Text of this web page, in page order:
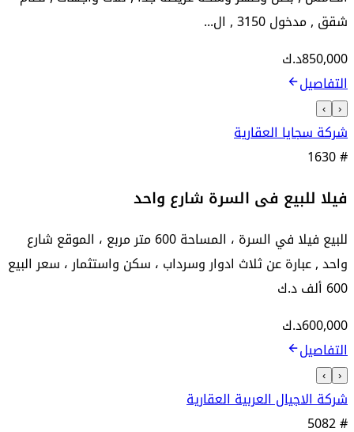
شقق , مدخول 3150 , ال...
850,000د.ك
التفاصيل
‹
›
شركة سجايا العقارية
1630#
فيلا للبيع فى السرة شارع واحد
للبيع فيلا في السرة ، المساحة 600 متر مربع ، الموقع شارع
واحد , عبارة عن ثلاث ادوار وسرداب ، سكن واستثمار ، سعر البيع
600 ألف د.ك
600,000د.ك
التفاصيل
‹
›
شركة الاجيال العربية العقارية
5082#